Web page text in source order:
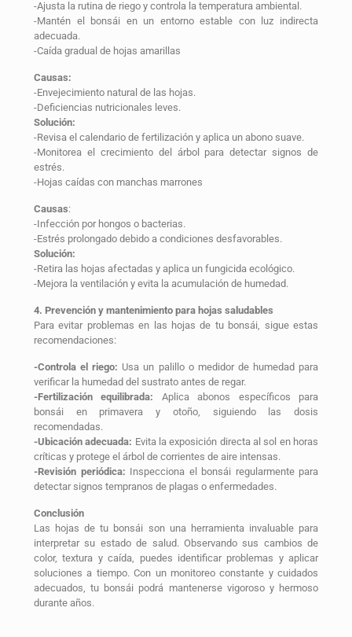
-Ajusta la rutina de riego y controla la temperatura ambiental.
-Mantén el bonsái en un entorno estable con luz indirecta
adecuada.
-Caída gradual de hojas amarillas
Causas:
-Envejecimiento natural de las hojas.
-Deficiencias nutricionales leves.
Solución:
-Revisa el calendario de fertilización y aplica un abono suave.
-Monitorea el crecimiento del árbol para detectar signos de
estrés.
-Hojas caídas con manchas marrones
Causas:
-Infección por hongos o bacterias.
-Estrés prolongado debido a condiciones desfavorables.
Solución:
-Retira las hojas afectadas y aplica un fungicida ecológico.
-Mejora la ventilación y evita la acumulación de humedad.
4. Prevención y mantenimiento para hojas saludables
Para evitar problemas en las hojas de tu bonsái, sigue estas
recomendaciones:
-Controla el riego: Usa un palillo o medidor de humedad para
verificar la humedad del sustrato antes de regar.
-Fertilización equilibrada: Aplica abonos específicos para
bonsái en primavera y otoño, siguiendo las dosis
recomendadas.
-Ubicación adecuada: Evita la exposición directa al sol en horas
críticas y protege el árbol de corrientes de aire intensas.
-Revisión periódica: Inspecciona el bonsái regularmente para
detectar signos tempranos de plagas o enfermedades.
Conclusión
Las hojas de tu bonsái son una herramienta invaluable para
interpretar su estado de salud. Observando sus cambios de
color, textura y caída, puedes identificar problemas y aplicar
soluciones a tiempo. Con un monitoreo constante y cuidados
adecuados, tu bonsái podrá mantenerse vigoroso y hermoso
durante años.